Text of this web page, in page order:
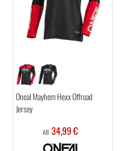
Oneal Mayhem Hexx Offroad
Jersey
AB 34,99 €